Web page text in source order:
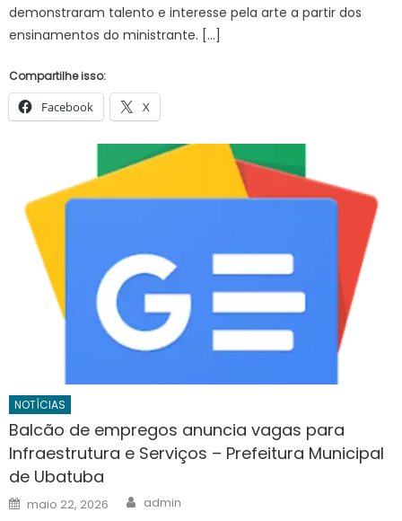
demonstraram talento e interesse pela arte a partir dos
ensinamentos do ministrante. […]
Compartilhe isso:
Facebook X
NOTÍCIAS
Balcão de empregos anuncia vagas para
Infraestrutura e Serviços – Prefeitura Municipal
de Ubatuba
Posted
on
maio 22, 2026 Author
admin